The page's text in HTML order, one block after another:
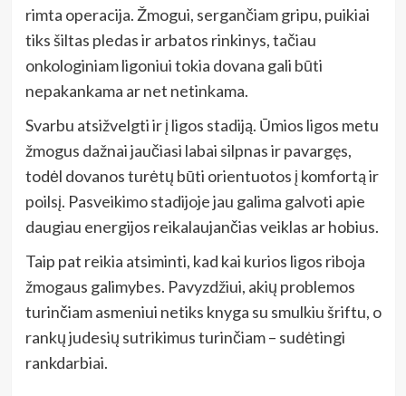
rimta operacija. Žmogui, sergančiam gripu, puikiai
tiks šiltas pledas ir arbatos rinkinys, tačiau
onkologiniam ligoniui tokia dovana gali būti
nepakankama ar net netinkama.
Svarbu atsižvelgti ir į ligos stadiją. Ūmios ligos metu
žmogus dažnai jaučiasi labai silpnas ir pavargęs,
todėl dovanos turėtų būti orientuotos į komfortą ir
poilsį. Pasveikimo stadijoje jau galima galvoti apie
daugiau energijos reikalaujančias veiklas ar hobius.
Taip pat reikia atsiminti, kad kai kurios ligos riboja
žmogaus galimybes. Pavyzdžiui, akių problemos
turinčiam asmeniui netiks knyga su smulkiu šriftu, o
rankų judesių sutrikimus turinčiam – sudėtingi
rankdarbiai.